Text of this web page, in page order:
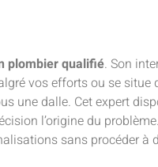
plombier qualifié. Son
vos efforts ou se situe
une dalle. Cet expert
l’origine du
sans procéder à